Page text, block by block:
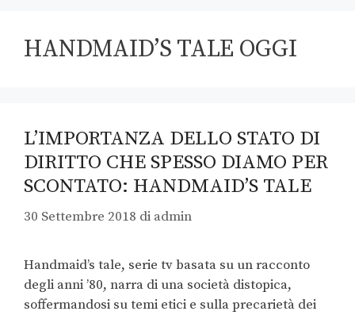
HANDMAID’S TALE OGGI
L’IMPORTANZA DELLO STATO DI
DIRITTO CHE SPESSO DIAMO PER
SCONTATO: HANDMAID’S TALE
30 Settembre 2018 di admin
Handmaid’s tale, serie tv basata su un racconto
degli anni ’80, narra di una società distopica,
soffermandosi su temi etici e sulla precarietà dei